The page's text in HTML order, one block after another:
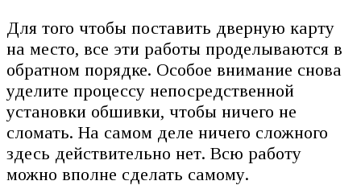
Для того чтобы поставить дверную карту
на место, все эти работы проделываются в
обратном порядке. Особое внимание снова
уделите процессу непосредственной
установки обшивки, чтобы ничего не
сломать. На самом деле ничего сложного
здесь действительно нет. Всю работу
можно вполне сделать самому.